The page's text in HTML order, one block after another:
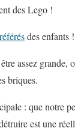
des Lego !
des enfants !
assez grande,
briques.
: que notre
est une